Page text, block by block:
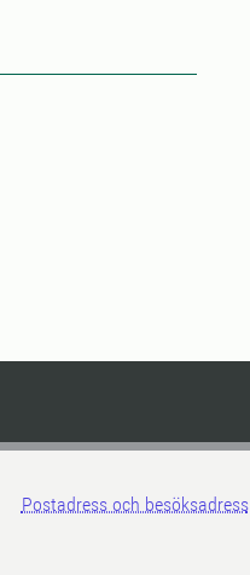
Postadress och besöksadress